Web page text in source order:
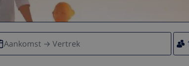
Aankomst → Vertrek